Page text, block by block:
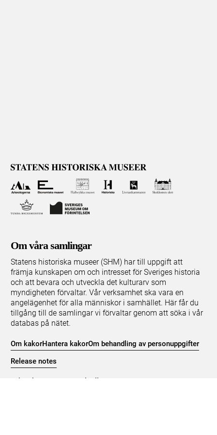
Om våra samlingar
Statens historiska museer (SHM) har till uppgift att
främja kunskapen om och intresset för Sveriges historia
och att bevara och utveckla det kulturarv som
myndigheten förvaltar. Vår verksamhet ska vara en
angelägenhet för alla människor i samhället. Här får du
tillgång till de samlingar vi förvaltar genom att söka i vår
databas på nätet.
Om kakorHantera kakorOm behandling av personuppgifter
Release notes